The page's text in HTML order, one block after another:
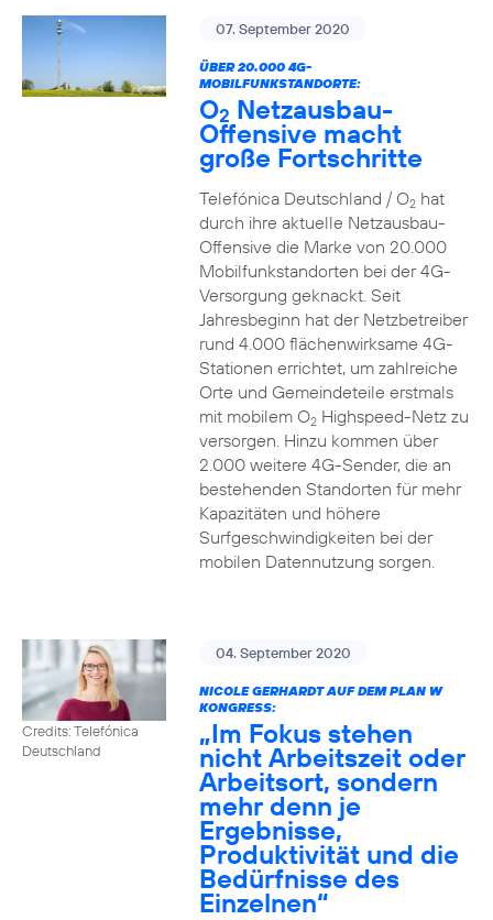
07. September 2020
ÜBER 20.000 4G-
MOBILFUNKSTANDORTE:
O2 Netzausbau-
Offensive macht
große Fortschritte
Telefónica Deutschland / O2hat
durch ihre aktuelle Netzausbau-
Offensive die Marke von 20.000
Mobilfunkstandorten bei der 4G-
Versorgung geknackt. Seit
Jahresbeginn hat der Netzbetreiber
rund 4.000 flächenwirksame 4G-
Stationen errichtet, um zahlreiche
Orte und Gemeindeteile erstmals
mit mobilem O2Highspeed-Netz zu
versorgen. Hinzu kommen über
2.000 weitere 4G-Sender, die an
bestehenden Standorten für mehr
Kapazitäten und höhere
Surfgeschwindigkeiten bei der
mobilen Datennutzung sorgen.
Credits: Telefónica
Deutschland
04. September 2020
NICOLE GERHARDT AUF DEM PLAN W
KONGRESS:
„Im Fokus stehen
nicht Arbeitszeit oder
Arbeitsort, sondern
mehr denn je
Ergebnisse,
Produktivität und die
Bedürfnisse des
Einzelnen“